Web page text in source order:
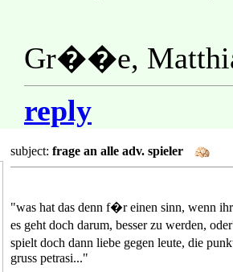
Gr��e,
reply
subject: frage an alle adv. spieler
"was hat das denn f�r einen sinn, wenn
es geht doch darum, besser zu werden,
spielt doch dann liebe gegen leute, die
gruss petrasi..."